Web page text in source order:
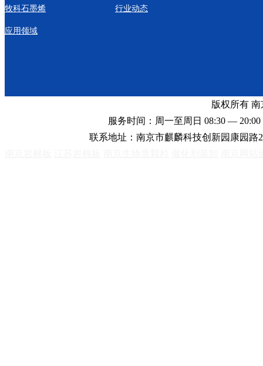
牧科石墨烯
应用领域
行业动态
版权所有
服务时间：周一至周日 08:30 —
联系地址：南京市麒麟科技创新园康园